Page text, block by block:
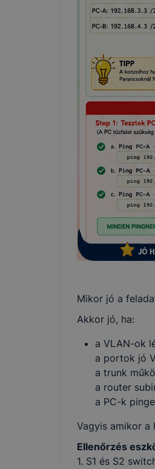
Mikor jó a
Akkor jó, ha:
a VLAN-ok
a portok jó
a trunk
a router
a PC-k
Vagyis amikor a
Ellenőrzés
1. S1 és S2